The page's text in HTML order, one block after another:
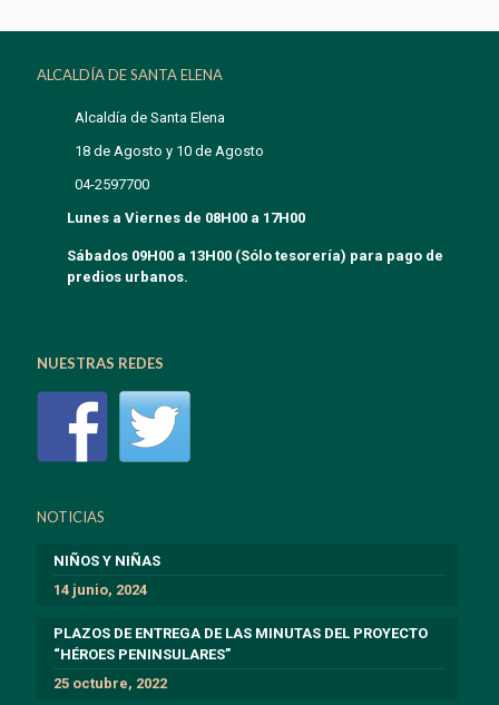
ALCALDÍA DE SANTA ELENA
Alcaldía de Santa Elena
18 de Agosto y 10 de Agosto
04-2597700
Lunes a Viernes de 08H00 a 17H00
Sábados 09H00 a 13H00 (Sólo tesorería) para pago de
predios urbanos.
NUESTRAS REDES
NOTICIAS
NIÑOS Y NIÑAS
14 junio, 2024
PLAZOS DE ENTREGA DE LAS MINUTAS DEL PROYECTO
“HÉROES PENINSULARES”
25 octubre, 2022